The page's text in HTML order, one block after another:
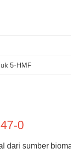
5-HMF
0
dari sumber